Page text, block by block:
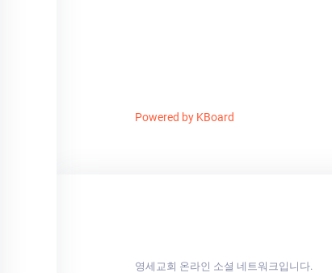
Powered by KBoard
영세교회 온라인 소셜 네트워크입니다.